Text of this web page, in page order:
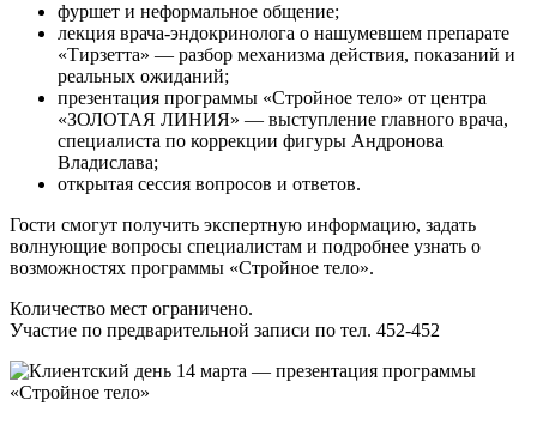
фуршет и неформальное общение;
лекция врача-эндокринолога о нашумевшем препарате
«Тирзетта» — разбор механизма действия, показаний и
реальных ожиданий;
презентация программы «Стройное тело» от центра
«ЗОЛОТАЯ ЛИНИЯ» — выступление главного врача,
специалиста по коррекции фигуры Андронова
Владислава;
открытая сессия вопросов и ответов.
Гости смогут получить экспертную информацию, задать
волнующие вопросы специалистам и подробнее узнать о
возможностях программы «Стройное тело».
Количество мест ограничено.
Участие по предварительной записи по тел. 452-452